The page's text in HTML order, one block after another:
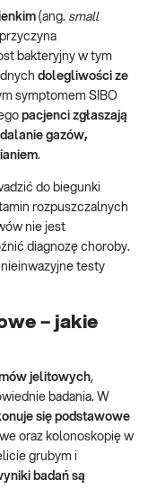
(ang. small
bakteryjny w tym
dolegliwości ze
symptomem SIBO
pacjenci zgłaszają
gazów,
.
do biegunki
rozpuszczalnych
nie jest
diagnozę choroby.
testy
– jakie
jelitowych,
badania. W
się podstawowe
oraz kolonoskopię w
grubym i
badań są